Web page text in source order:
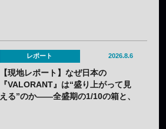
レポート 2026.8.6
【現地レポート】なぜ日本の
『VALORANT』は“盛り上がって見
える”のか——全盛期の1/10の箱と、